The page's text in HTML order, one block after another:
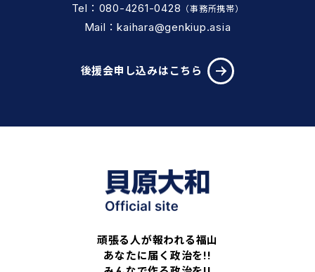
Tel：080-4261-0428 （事務所携帯）
Mail：kaihara@genkiup.asia
後援会申し込みはこちら
頑張る人が報われる福山
あなたに届く政治を!!